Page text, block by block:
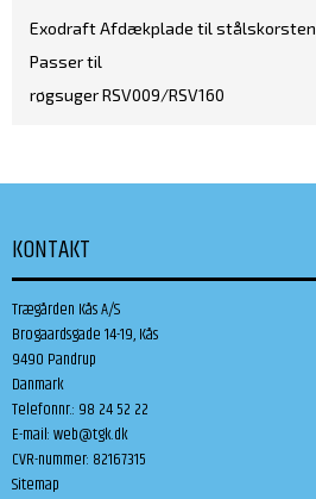
Exodraft Afdækplade til stålskorsten
Passer til
røgsuger RSV009/RSV160
KONTAKT
Trægården Kås A/S
Brogaardsgade 14-19, Kås
9490 Pandrup
Danmark
Telefonnr.: 98 24 52 22
E-mail:web@tgk.dk
CVR-nummer: 82167315
Sitemap